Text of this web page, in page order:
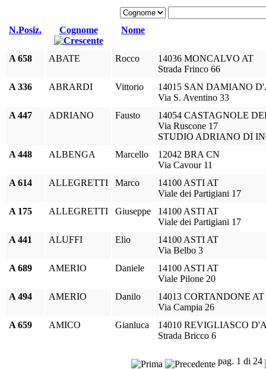
N.Posiz. Cognome Nome
A 658 ABATE Rocco
14036 MONCALVO AT
Strada Frinco 66
A 336
ABRARDI Vittorio
14015 SAN DAMIANO
Via S. Aventino 33
A 447
ADRIANO Fausto
14054 CASTAGNOLE
Via Ruscone 17
STUDIO ADRIANO DI
A 448
ALBENGA Marcello
12042 BRA CN
Via Cavour 11
A 614
ALLEGRETTI Marco
14100 ASTI AT
Viale dei Partigiani 17
A 175
ALLEGRETTI Giuseppe
14100 ASTI AT
Viale dei Partigiani 17
A 441
ALUFFI Elio
14100 ASTI AT
Via Belbo 3
A 689
AMERIO Daniele
14100 ASTI AT
Viale Pilone 20
A 494
AMERIO Danilo
14013 CORTANDONE AT
Via Campia 26
A 659
AMICO Gianluca
14010 REVIGLIASCO
Strada Bricco 6
pag. 1 di 24